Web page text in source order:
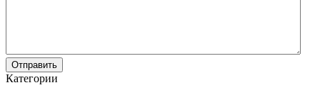
Отправить
Категории